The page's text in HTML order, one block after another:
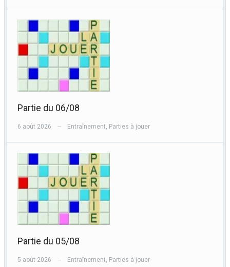
Partie du 06/08
6 août 2026 — Entraînement, Parties à jouer
Partie du 05/08
5 août 2026 — Entraînement, Parties à jouer